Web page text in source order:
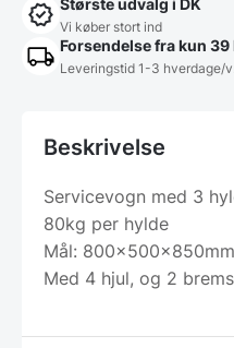
Vi køber stort ind
Forsendelse fra kun 39
Leveringstid 1-3 hverdage/
Beskrivelse
Servicevogn med 3
80kg per hylde
Mål: 800x500x850mm
Med 4 hjul, og 2